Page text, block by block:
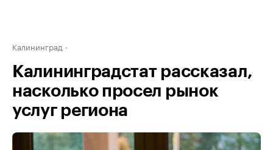
Калининград
Калининградстат рассказал,
насколько просел рынок
услуг региона